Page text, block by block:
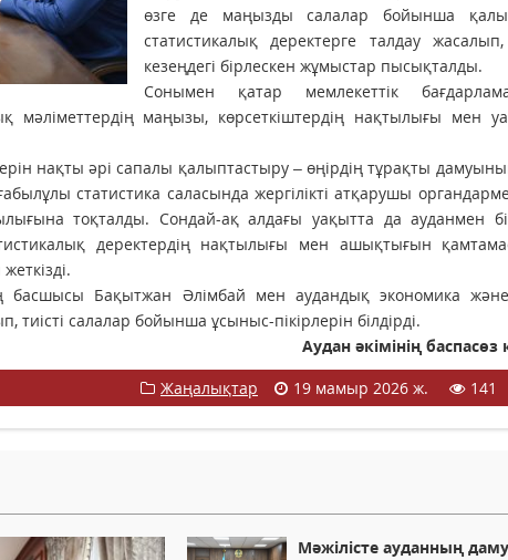
өзге де маңызды салалар бойынша
статистикалық деректерге талдау
кезеңдегі бірлескен жұмыстар пысықталды.
Сонымен қатар мемлекеттік
мәліметтердің маңызы, көрсеткіштердің нақтылығы мен
нақты әрі сапалы қалыптастыру – өңірдің тұрақты дамуының
статистика саласында жергілікті атқарушы
тоқталды. Сондай-ақ алдағы уақытта да ауданмен
деректердің нақтылығы мен ашықтығын
басшысы Бақытжан Әлімбай мен аудандық экономика
салалар бойынша ұсыныс-пікірлерін білдірді.
Аудан әкімінің баспасөз
Жаңалықтар
19 мамыр 2026 ж. 141
Мәжілісте ауданның даму